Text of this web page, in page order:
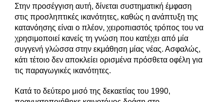
Στην προσέγγιση αυτή, δίνεται συστηματική έμφαση
στις προσληπτικές ικανότητες, καθώς η ανάπτυξη της
κατανόησης είναι ο πλέον, χειροπιαστός τρόπος του να
χρησιμοποιεί κανείς τη γνώση που κατέχει από μία
συγγενή γλώσσα στην εκμάθηση μίας νέας. Ασφαλώς,
κάτι τέτοιο δεν αποκλείει ορισμένα πρόσθετα οφέλη για
τις παραγωγικές ικανότητες.
Κατά το δεύτερο μισό της δεκαετίας του 1990,